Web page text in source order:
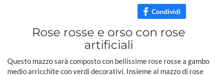
Condividi
Rose rosse e orso con rose
artificiali
Questo mazzo sarà composto con bellissime rose rosse a gambo
medio arricchite con verdi decorativi. Insieme al mazzo di rose